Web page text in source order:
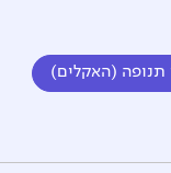
תנופה (האקלים)